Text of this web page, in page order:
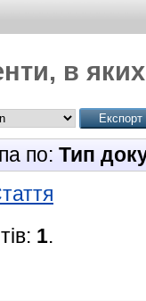
в
по: Тип
1.